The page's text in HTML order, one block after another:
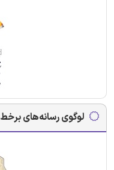
لوگوی رسانه‌های برخط